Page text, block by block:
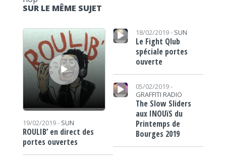
SUR LE MÊME SUJET
Lecteur audio
19/02/2019 - SUN
ROULIB’ en direct des
portes ouvertes
Lecteur audio 18/02/2019 - SUN
Le Fight Qlub
spéciale portes
ouverte
Lecteur audio
05/02/2019 -
GRAFFITI RADIO
The Slow Sliders
aux INOUïS du
Printemps de
Bourges 2019